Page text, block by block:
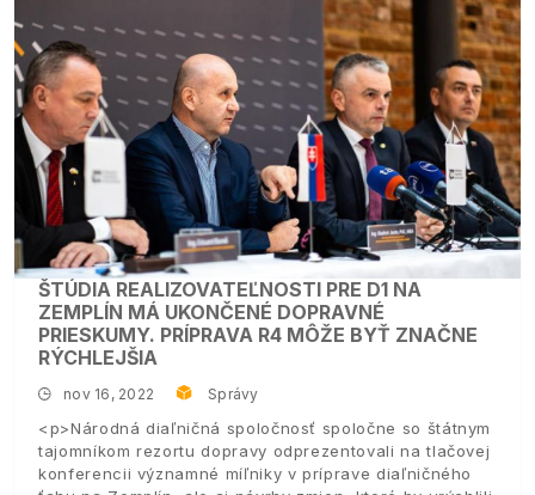
ŠTÚDIA REALIZOVATEĽNOSTI PRE D1 NA
ZEMPLÍN MÁ UKONČENÉ DOPRAVNÉ
PRIESKUMY. PRÍPRAVA R4 MÔŽE BYŤ ZNAČNE
RÝCHLEJŠIA
nov 16, 2022 Správy
<p>Národná diaľničná spoločnosť spoločne so štátnym
tajomníkom rezortu dopravy odprezentovali na tlačovej
konferencii významné míľniky v príprave diaľničného